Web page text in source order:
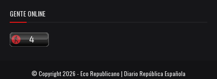
GENTE ONLINE
© Copyright2026 -Eco Republicano | Diario República Española